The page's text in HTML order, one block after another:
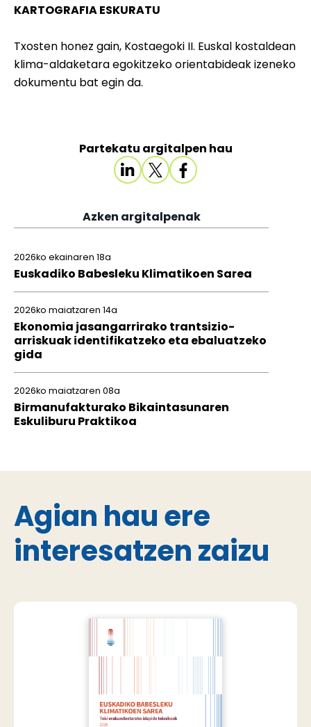
KARTOGRAFIA ESKURATU
Txosten honez gain, Kostaegoki II. Euskal kostaldean
klima-aldaketara egokitzeko orientabideakizeneko
dokumentu bat egin da.
Partekatu argitalpen hau
Azken argitalpenak
2026ko ekainaren 18a
Euskadiko Babesleku Klimatikoen Sarea
2026ko maiatzaren 14a
Ekonomia jasangarrirako trantsizio-
arriskuak identifikatzeko eta ebaluatzeko
gida
2026ko maiatzaren 08a
Birmanufakturako Bikaintasunaren
Eskuliburu Praktikoa
Agian hau ere
interesatzen zaizu